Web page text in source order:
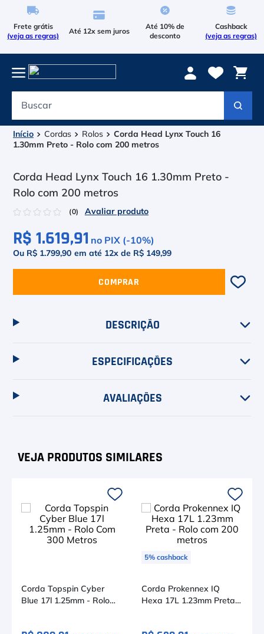
Frete grátis
(veja as regras)
Até 12x sem juros
Até 10% de
desconto
Cashback
(veja as regras)
Cordas Rolos
Corda Head Lynx Touch 16
1.30mm Preto - Rolo com 200 metros
Corda Head Lynx Touch 16 1.30mm Preto -
Rolo com 200 metros
☆☆☆☆☆ (0)
R$ 1.619,91 no PIX (-10%)
Ou R$ 1.799,90 em até 12x de R$ 149,99
COMPRAR
DESCRIÇÃO
ESPECIFICAÇÕES
AVALIAÇÕES
Corda Topspin Cyber
Blue 17l 1.25mm - Rolo
5% cashback
Corda Prokennex IQ
Hexa 17L 1.23mm Preta -
Termos mais buscados
1º Le Coq Sportif
3 º Bola
4º Raqueteira
5º Asics Gel Resolution 9